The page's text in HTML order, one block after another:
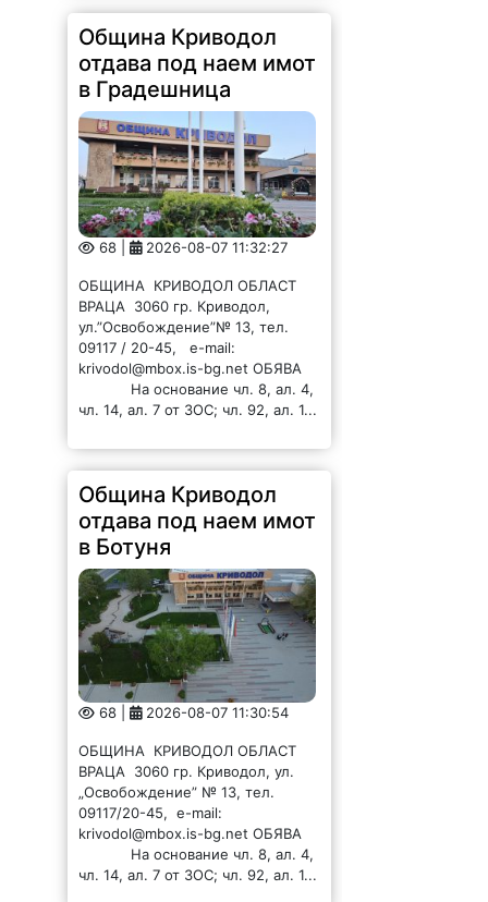
Община Криводол
отдава под наем имот
в Градешница
68 | 2026-08-07 11:32:27
ОБЩИНА КРИВОДОЛ ОБЛАСТ
ВРАЦА 3060 гр. Криводол,
ул.”Освобождение”№ 13, тел.
09117 / 20-45, e-mail:
krivodol@mbox.is-bg.net ОБЯВА
На основание чл. 8, ал. 4,
чл. 14, ал. 7 от ЗОС; чл. 92, ал. 1...
Община Криводол
отдава под наем имот
в Ботуня
68 | 2026-08-07 11:30:54
ОБЩИНА КРИВОДОЛ ОБЛАСТ
ВРАЦА 3060 гр. Криводол, ул.
„Освобождение” № 13, тел.
09117/20-45, e-mail:
krivodol@mbox.is-bg.net ОБЯВА
На основание чл. 8, ал. 4,
чл. 14, ал. 7 от ЗОС; чл. 92, ал. 1...